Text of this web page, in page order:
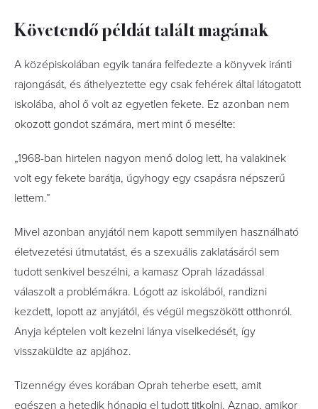
Követendő példát talált magának
A középiskolában egyik tanára felfedezte a könyvek iránti
rajongását, és áthelyeztette egy csak fehérek által látogatott
iskolába, ahol ő volt az egyetlen fekete. Ez azonban nem
okozott gondot számára, mert mint ő mesélte:
„1968-ban hirtelen nagyon menő dolog lett, ha valakinek
volt egy fekete barátja, úgyhogy egy csapásra népszerű
lettem.”
Mivel azonban anyjától nem kapott semmilyen használható
életvezetési útmutatást, és a szexuális zaklatásáról sem
tudott senkivel beszélni, a kamasz Oprah lázadással
válaszolt a problémákra. Lógott az iskolából, randizni
kezdett, lopott az anyjától, és végül megszökött otthonról.
Anyja képtelen volt kezelni lánya viselkedését, így
visszaküldte az apjához.
Tizennégy éves korában Oprah teherbe esett, amit
egészen a hetedik hónapig el tudott titkolni. Aznap, amikor